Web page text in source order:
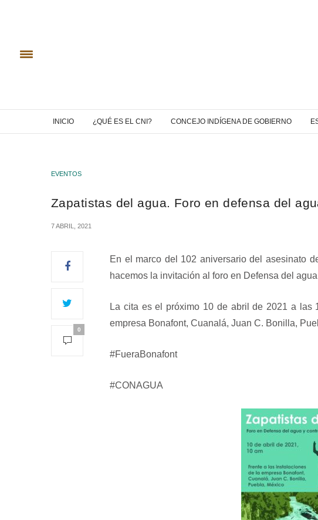
INICIO ¿QUÉ ES EL CNI? CONCEJO INDÍGENA DE GOBIERNO
EVENTOS
Zapatistas del agua. Foro en defensa del
7 ABRIL, 2021
0
En el marco del 102 aniversario del asesinato
hacemos la invitación al foro en Defensa del
La cita es el próximo 10 de abril de 2021 a las
empresa Bonafont, Cuanalá, Juan C. Bonilla,
#FueraBonafont
#CONAGUA